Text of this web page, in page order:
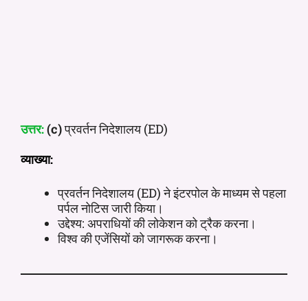
उत्तर:(c)प्रवर्तन निदेशालय (ED)
व्याख्या:
प्रवर्तन निदेशालय (ED) ने इंटरपोल के माध्यम से पहला
पर्पल नोटिस जारी किया।
उद्देश्य: अपराधियों की लोकेशन को ट्रैक करना।
विश्व की एजेंसियों को जागरूक करना।